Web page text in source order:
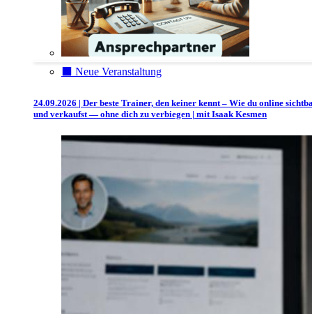
⬛️ Neue Veranstaltung
24.09.2026 | Der beste Trainer, den keiner kennt – Wie du online
und verkaufst — ohne dich zu verbiegen | mit Isaak Kesmen